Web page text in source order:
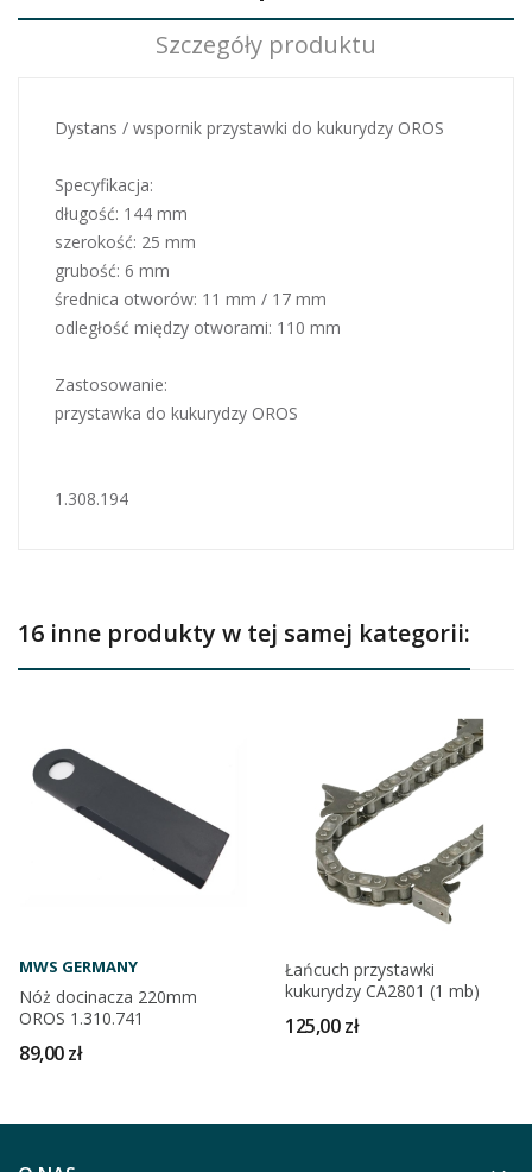
Szczegóły produktu
Dystans / wspornik przystawki do kukurydzy OROS
Specyfikacja:
długość: 144 mm
szerokość: 25 mm
grubość: 6 mm
średnica otworów: 11 mm / 17 mm
odległość między otworami: 110 mm
Zastosowanie:
przystawka do kukurydzy OROS
1.308.194
16 inne produkty w tej samej kategorii:
MWS GERMANY
Nóż docinacza 220mm
OROS 1.310.741
89,00 zł
Łańcuch przystawki
kukurydzy CA2801 (1 mb)
125,00 zł